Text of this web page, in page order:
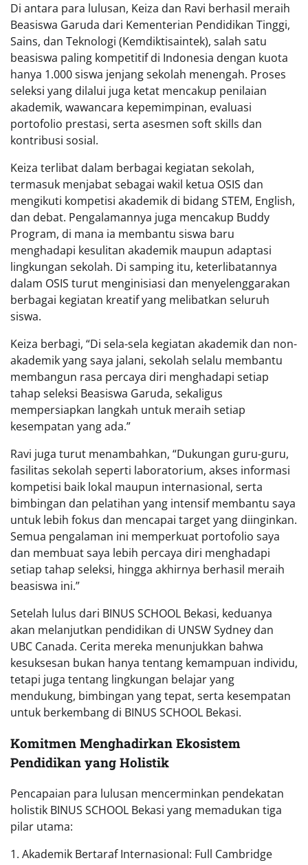
Di antara para lulusan, Keiza dan Ravi berhasil meraih
Beasiswa Garuda dari Kementerian Pendidikan Tinggi,
Sains, dan Teknologi (Kemdiktisaintek), salah satu
beasiswa paling kompetitif di Indonesia dengan kuota
hanya 1.000 siswa jenjang sekolah menengah. Proses
seleksi yang dilalui juga ketat mencakup penilaian
akademik, wawancara kepemimpinan, evaluasi
portofolio prestasi, serta asesmen soft skills dan
kontribusi sosial.
Keiza terlibat dalam berbagai kegiatan sekolah,
termasuk menjabat sebagai wakil ketua OSIS dan
mengikuti kompetisi akademik di bidang STEM, English,
dan debat. Pengalamannya juga mencakup Buddy
Program, di mana ia membantu siswa baru
menghadapi kesulitan akademik maupun adaptasi
lingkungan sekolah. Di samping itu, keterlibatannya
dalam OSIS turut menginisiasi dan menyelenggarakan
berbagai kegiatan kreatif yang melibatkan seluruh
siswa.
Keiza berbagi, “Di sela-sela kegiatan akademik dan non-
akademik yang saya jalani, sekolah selalu membantu
membangun rasa percaya diri menghadapi setiap
tahap seleksi Beasiswa Garuda, sekaligus
mempersiapkan langkah untuk meraih setiap
kesempatan yang ada.”
Ravi juga turut menambahkan, “Dukungan guru-guru,
fasilitas sekolah seperti laboratorium, akses informasi
kompetisi baik lokal maupun internasional, serta
bimbingan dan pelatihan yang intensif membantu saya
untuk lebih fokus dan mencapai target yang diinginkan.
Semua pengalaman ini memperkuat portofolio saya
dan membuat saya lebih percaya diri menghadapi
setiap tahap seleksi, hingga akhirnya berhasil meraih
beasiswa ini.”
Setelah lulus dari BINUS SCHOOL Bekasi, keduanya
akan melanjutkan pendidikan di UNSW Sydney dan
UBC Canada. Cerita mereka menunjukkan bahwa
kesuksesan bukan hanya tentang kemampuan individu,
tetapi juga tentang lingkungan belajar yang
mendukung, bimbingan yang tepat, serta kesempatan
untuk berkembang di BINUS SCHOOL Bekasi.
Komitmen Menghadirkan Ekosistem
Pendidikan yang Holistik
Pencapaian para lulusan mencerminkan pendekatan
holistik BINUS SCHOOL Bekasi yang memadukan tiga
pilar utama:
1. Akademik Bertaraf Internasional: Full Cambridge